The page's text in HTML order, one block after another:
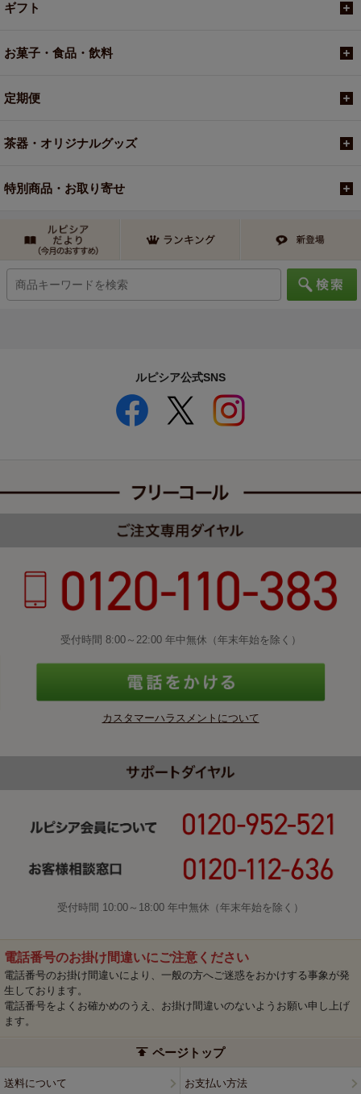
ギフト
お菓子・食品・飲料
定期便
茶器・オリジナルグッズ
特別商品・お取り寄せ
ルピシア公式SNS
受付時間 8:00～22:00 年中無休（年末年始を除く）
カスタマーハラスメントについて
受付時間 10:00～18:00 年中無休（年末年始を除く）
電話番号のお掛け間違いにご注意ください
電話番号のお掛け間違いにより、一般の方へご迷惑をおかけする事象が発
生しております。
電話番号をよくお確かめのうえ、お掛け間違いのないようお願い申し上げ
ます。
ページトップ
送料について お支払い方法